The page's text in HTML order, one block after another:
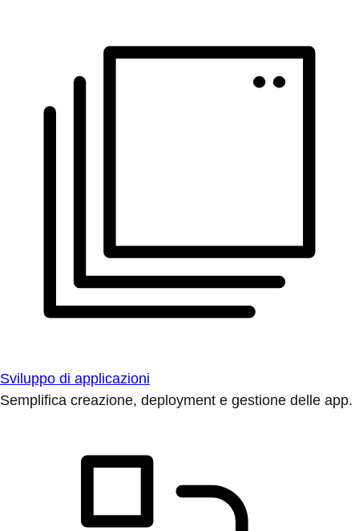
Sviluppo di applicazioni
Semplifica creazione, deployment e gestione delle app.